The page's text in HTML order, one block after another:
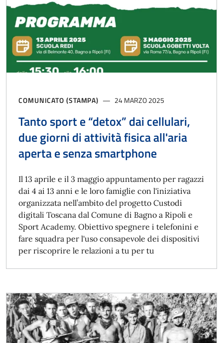
COMUNICATO (STAMPA) 24 MARZO 2025
Tanto sport e “detox” dai cellulari,
due giorni di attività fisica all'aria
aperta e senza smartphone
Il 13 aprile e il 3 maggio appuntamento per ragazzi
dai 4 ai 13 anni e le loro famiglie con l'iniziativa
organizzata nell’ambito del progetto Custodi
digitali Toscana dal Comune di Bagno a Ripoli e
Sport Academy. Obiettivo spegnere i telefonini e
fare squadra per l'uso consapevole dei dispositivi
per riscoprire le relazioni a tu per tu